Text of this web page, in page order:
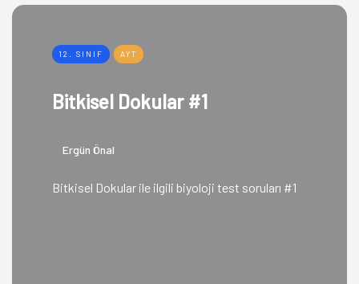
12. SINIF AYT
Bitkisel Dokular #1
Ergün Önal
Bitkisel Dokular ile ilgili biyoloji test soruları #1